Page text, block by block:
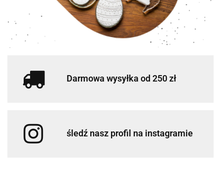
Darmowa wysyłka od 250 zł
śledź nasz profil na instagramie